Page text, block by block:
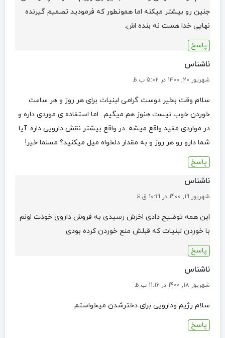
جنین رو بیشتر میکنه اما همونطور که فرمودید تصمیم گیرنده
نهایی خدا هست نه بنده اش.
پاسخ
ناشناس
شهریور 20, 1400 در 5:02 ب.ظ
سلام وقت بخیر دوست گرامی لبنیات برای هر روز و هر ساعت
خوردن خوب نیست هنوز هم میگیم . اما استفاده ی موردی داره و
در مواردی مفید واقع میشه. در واقع بیشتر نقش دارویی داره. آیا
شما دارو رو هر روز و به مقدار دلخواه میل میکنید؟ مسلما خیر!
پاسخ
ناشناس
شهریور 19, 1400 در 10:19 ق.ظ
این همه توضیح دادی اخرش رسیدی به فروش داروی خودت اونم
با خوردن لبنیات که قبلش منع خوردن کرده بودی
پاسخ
ناشناس
شهریور 18, 1400 در 11:16 ب.ظ
سلام رژیم ودارویی برای دخترشدن میخواستم
پاسخ